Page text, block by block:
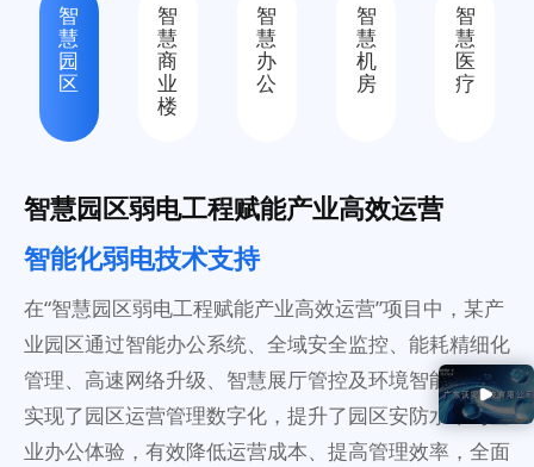
智
慧
园
区
智
慧
商
业
楼
智
慧
办
公
智
慧
机
房
智
慧
医
疗
智慧园区弱电工程赋能产业高效运营
智能化弱电技术支持
在“智慧园区弱电工程赋能产业高效运营”项目中，某产
业园区通过智能办公系统、全域安全监控、能耗精细化
管理、高速网络升级、智慧展厅管控及环境智能调控，
实现了园区运营管理数字化，提升了园区安防水平与企
业办公体验，有效降低运营成本、提高管理效率，全面